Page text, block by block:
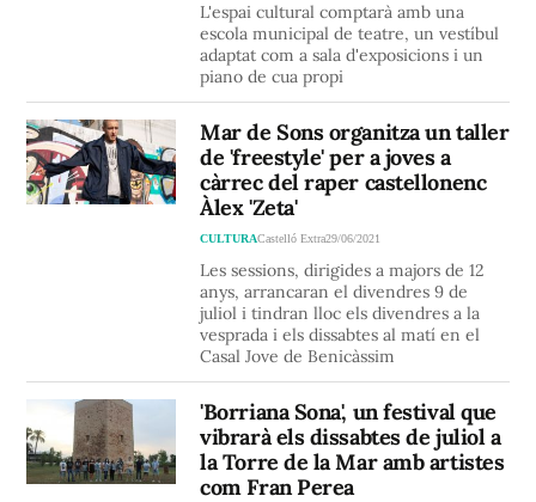
L'espai cultural comptarà amb una
escola municipal de teatre, un vestíbul
adaptat com a sala d'exposicions i un
piano de cua propi
Mar de Sons organitza un taller
de 'freestyle' per a joves a
càrrec del raper castellonenc
Àlex 'Zeta'
CULTURACastelló Extra29/06/2021
Les sessions, dirigides a majors de 12
anys, arrancaran el divendres 9 de
juliol i tindran lloc els divendres a la
vesprada i els dissabtes al matí en el
Casal Jove de Benicàssim
'Borriana Sona', un festival que
vibrarà els dissabtes de juliol a
la Torre de la Mar amb artistes
com Fran Perea